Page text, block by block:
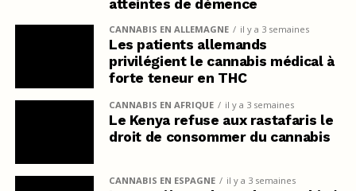
atteintes de démence
CANNABIS EN ALLEMAGNE il y a 3 semaines
Les patients allemands
privilégient le cannabis médical à
forte teneur en THC
CANNABIS EN AFRIQUE il y a 3 semaines
Le Kenya refuse aux rastafaris le
droit de consommer du cannabis
CANNABIS EN ESPAGNE il y a 3 semaines